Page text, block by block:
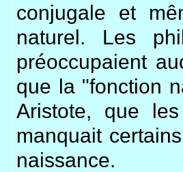
conjugale et
naturel. Les
préoccupaient
que la "fonction
Aristote, que
manquait
naissance.